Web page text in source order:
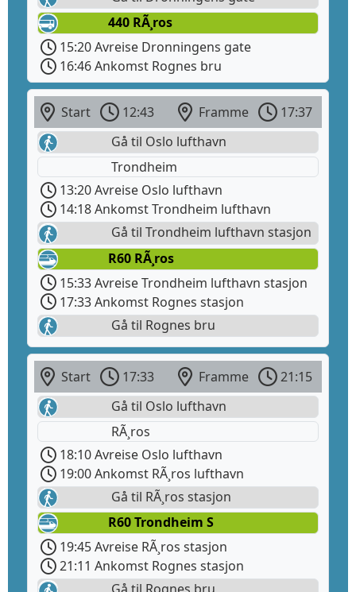
440 RÃ¸ros
15:20 Avreise Dronningens gate
16:46 Ankomst Rognes bru
Start 12:43 Framme
17:37
Gå til Oslo lufthavn
Trondheim
13:20 Avreise Oslo lufthavn
14:18 Ankomst Trondheim lufthavn
Gå til Trondheim lufthavn stasjon
R60 RÃ¸ros
15:33 Avreise Trondheim lufthavn stasjon
17:33 Ankomst Rognes stasjon
Gå til Rognes bru
Start 17:33 Framme
21:15
Gå til Oslo lufthavn
RÃ¸ros
18:10 Avreise Oslo lufthavn
19:00 Ankomst RÃ¸ros lufthavn
Gå til RÃ¸ros stasjon
R60 Trondheim S
19:45 Avreise RÃ¸ros stasjon
21:11 Ankomst Rognes stasjon